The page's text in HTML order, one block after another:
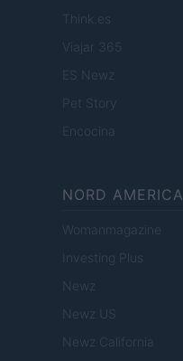
Think.es
Viajar 365
ES Newz
Pet Story
Encocina
NORD AMERICA
Womanmagazine
Investing Plus
Newz
Newz US
Newz California